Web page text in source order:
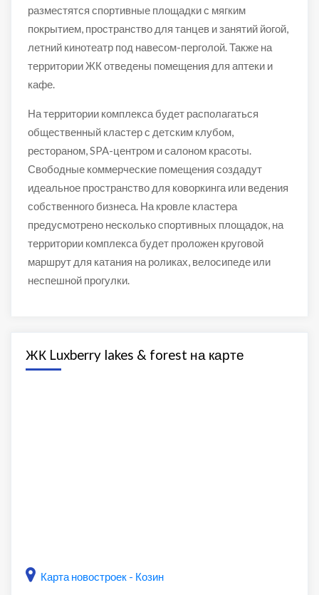
разместятся спортивные площадки с мягким
покрытием, пространство для танцев и занятий йогой,
летний кинотеатр под навесом-перголой. Также на
территории ЖК отведены помещения для аптеки и
кафе.
На территории комплекса будет располагаться
общественный кластер с детским клубом,
рестораном, SPA-центром и салоном красоты.
Свободные коммерческие помещения создадут
идеальное пространство для коворкинга или ведения
собственного бизнеса. На кровле кластера
предусмотрено несколько спортивных площадок, на
территории комплекса будет проложен круговой
маршрут для катания на роликах, велосипеде или
неспешной прогулки.
ЖК Luxberry lakes & forest на карте
Карта новостроек - Козин